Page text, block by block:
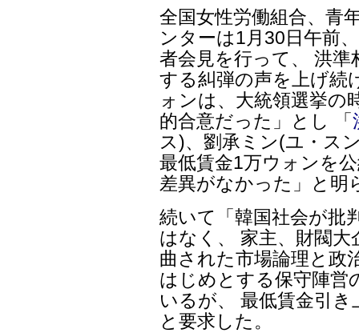
全国女性労働組合、青
ンターは1月30日午前
者会見を行って、 洪
する糾弾の声を上げ続
ォンは、大統領選挙の
的合意だった」とし 「
ス)、劉承ミン(ユ・ス
最低賃金1万ウォンを
差異がなかった」と明
続いて「韓国社会が批
はなく、 家主、財閥
曲された市場論理と政
はじめとする保守陣営
いるが、 最低賃金引
と要求した。